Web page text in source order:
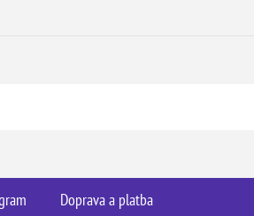
Doprava a platba